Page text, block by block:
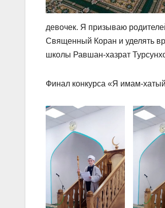
девочек. Я призываю
Священный Коран и уделять
школы Равшан-хазрат
Финал конкурса «Я имам-